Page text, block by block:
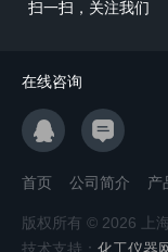
扫一扫，关注我们
在线咨询
首页 公司简介 产
版权所有 © 2026 上
技术支持： 化工仪器